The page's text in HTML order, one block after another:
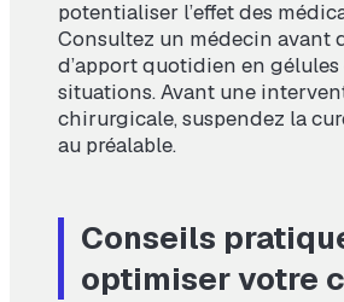
potentialiser l’effet des
Consultez un médecin avant
d’apport quotidien en gélules
situations. Avant une
chirurgicale, suspendez la
au préalable.
Conseils
optimiser votre